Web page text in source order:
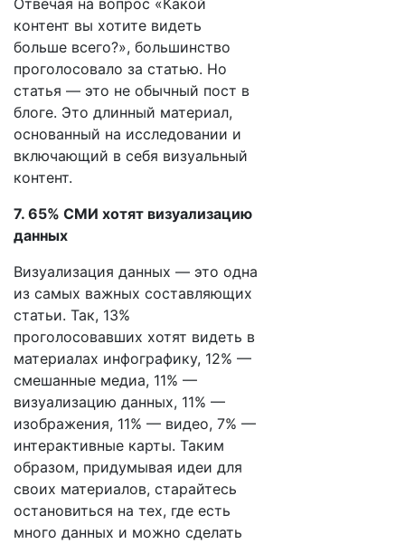
Отвечая на вопрос «Какой
контент вы хотите видеть
больше всего?», большинство
проголосовало за статью. Но
статья — это не обычный пост в
блоге. Это длинный материал,
основанный на исследовании и
включающий в себя визуальный
контент.
7. 65% СМИ хотят визуализацию
данных
Визуализация данных — это одна
из самых важных составляющих
статьи. Так, 13%
проголосовавших хотят видеть в
материалах инфографику, 12% —
смешанные медиа, 11% —
визуализацию данных, 11% —
изображения, 11% — видео, 7% —
интерактивные карты. Таким
образом, придумывая идеи для
своих материалов, старайтесь
остановиться на тех, где есть
много данных и можно сделать